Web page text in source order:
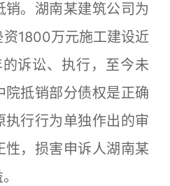
销。湖南某建筑公司为
1800万元施工建设近
诉讼、执行，至今未
院抵销部分债权是正确
执行行为单独作出的审
性，损害申诉人湖南某